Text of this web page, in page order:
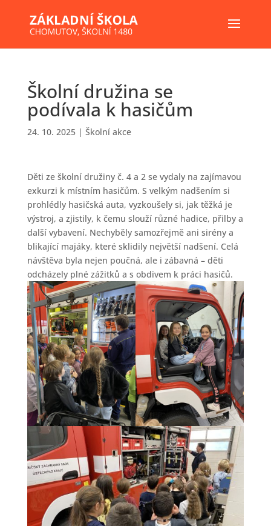
Školní družina se
podívala k hasičům
24. 10. 2025| Školní akce
Děti ze školní družiny č. 4 a 2 se vydaly na zajímavou
exkurzi k místním hasičům. S velkým nadšením si
prohlédly hasičská auta, vyzkoušely si, jak těžká je
výstroj, a zjistily, k čemu slouží různé hadice, přilby a
další vybavení. Nechyběly samozřejmě ani sirény a
blikající majáky, které sklidily největší nadšení. Celá
návštěva byla nejen poučná, ale i zábavná – děti
odcházely plné zážitků a s obdivem k práci hasičů.